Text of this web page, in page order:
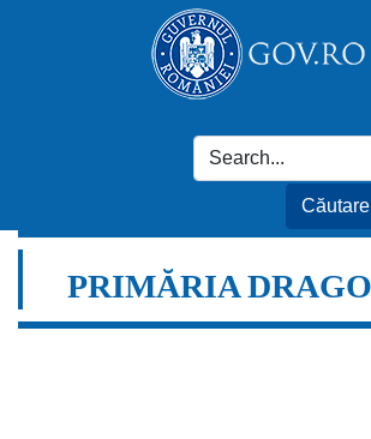
PRIMĂRIA